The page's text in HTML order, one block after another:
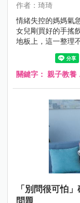
作者：琦琦
情緒失控的媽媽氣
女兒剛買好的手搖
地板上，這一整理
方媽媽要店員「來
布新聞媒體。
關鍵字： 親子教養
「別問很可怕
問題